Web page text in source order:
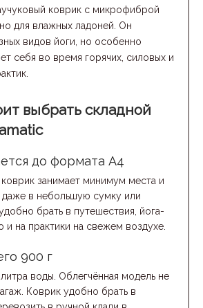
коврик с микрофиброй
для влажных ладоней. Он
видов йоги, но особенно
себя во время горячих, силовых и
выбрать складной
до формата А4
занимает минимум места и
в небольшую сумку или
брать в путешествия, йога-
и на практики на свежем воздухе.
900 г
воды. Облегчённая модель не
Коврик удобно брать в